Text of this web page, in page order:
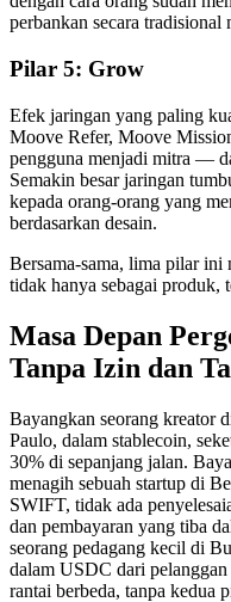
perbankan secara tradisional
Pilar 5: Grow
Efek jaringan yang paling
Moove Refer, Moove
pengguna menjadi mitra —
Semakin besar jaringan
kepada orang-orang yang
berdasarkan desain.
Bersama-sama, lima pilar
tidak hanya sebagai produk,
Masa Depan
Tanpa Izin dan
Bayangkan seorang kreator
Paulo, dalam stablecoin,
30% di sepanjang jalan.
menagih sebuah startup di
SWIFT, tidak ada
dan pembayaran yang tiba
seorang pedagang kecil di
dalam USDC dari
rantai berbeda, tanpa kedua